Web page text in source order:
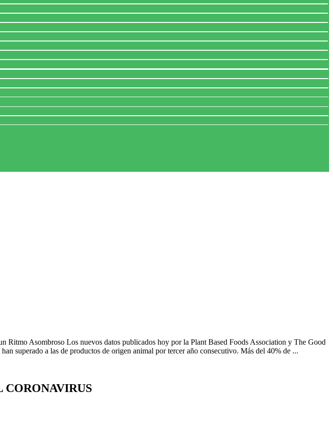
Ritmo Asombroso Los nuevos datos publicados hoy por la Plant Based Foods Association y The Good
superado a las de productos de origen animal por tercer año consecutivo. Más del 40% de ...
CORONAVIRUS